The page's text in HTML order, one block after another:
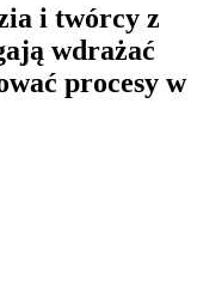
i twórcy z
wdrażać
procesy w